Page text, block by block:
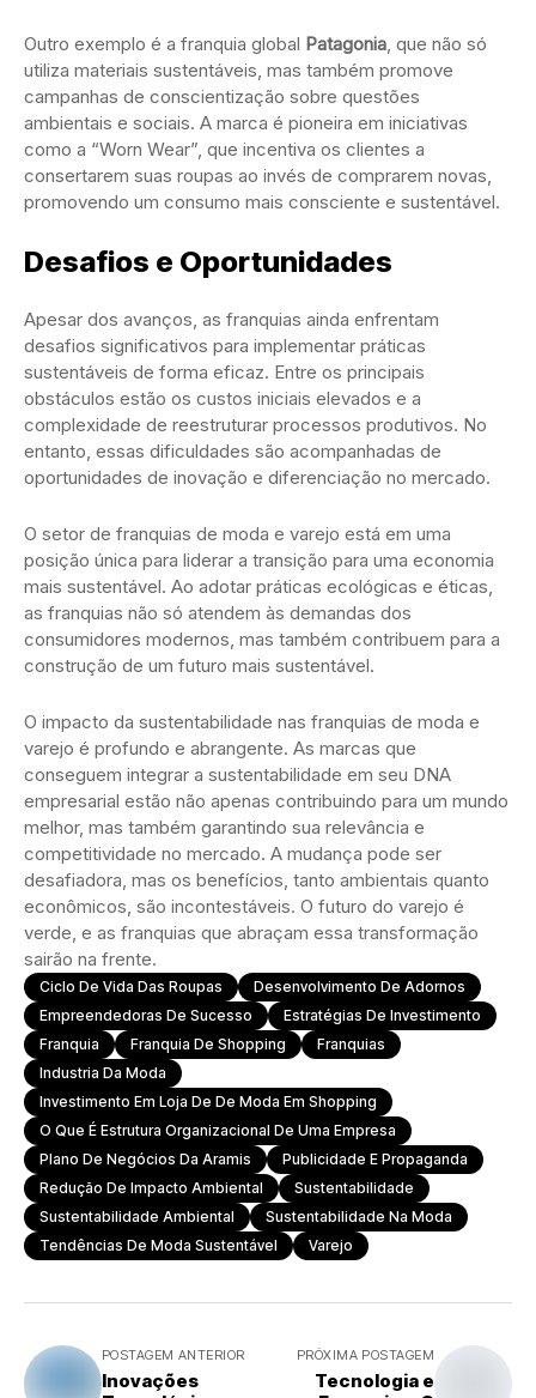
Outro exemplo é a franquia global Patagonia , que não só
utiliza materiais sustentáveis, mas também promove
campanhas de conscientização sobre questões
ambientais e sociais. A marca é pioneira em iniciativas
como a “Worn Wear”, que incentiva os clientes a
consertarem suas roupas ao invés de comprarem novas,
promovendo um consumo mais consciente e sustentável.
Desafios e Oportunidades
Apesar dos avanços, as franquias ainda enfrentam
desafios significativos para implementar práticas
sustentáveis de forma eficaz. Entre os principais
obstáculos estão os custos iniciais elevados e a
complexidade de reestruturar processos produtivos. No
entanto, essas dificuldades são acompanhadas de
oportunidades de inovação e diferenciação no mercado.
O setor de franquias de moda e varejo está em uma
posição única para liderar a transição para uma economia
mais sustentável. Ao adotar práticas ecológicas e éticas,
as franquias não só atendem às demandas dos
consumidores modernos, mas também contribuem para a
construção de um futuro mais sustentável.
O impacto da sustentabilidade nas franquias de moda e
varejo é profundo e abrangente. As marcas que
conseguem integrar a sustentabilidade em seu DNA
empresarial estão não apenas contribuindo para um mundo
melhor, mas também garantindo sua relevância e
competitividade no mercado. A mudança pode ser
desafiadora, mas os benefícios, tanto ambientais quanto
econômicos, são incontestáveis. O futuro do varejo é
verde, e as franquias que abraçam essa transformação
sairão na frente.
Ciclo De Vida Das Roupas
Desenvolvimento De Adornos
Empreendedoras De Sucesso
Estratégias De Investimento
Franquia
Franquia De Shopping
Franquias
Industria Da Moda
Investimento Em Loja De De Moda Em Shopping
O Que É Estrutura Organizacional De Uma Empresa
Plano De Negócios Da Aramis
Publicidade E Propaganda
Redução De Impacto Ambiental
Sustentabilidade
Sustentabilidade Ambiental
Sustentabilidade Na Moda
Tendências De Moda Sustentável
Varejo
POSTAGEM ANTERIOR
Inovações
PRÓXIMA POSTAGEM
Tecnologia e